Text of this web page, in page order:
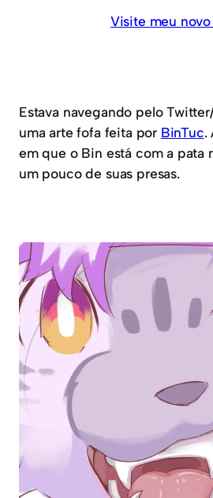
Visite meu
Estava navegando pelo
uma arte fofa feita por BinTuc.
em que o Bin está com a pata
um pouco de suas presas.